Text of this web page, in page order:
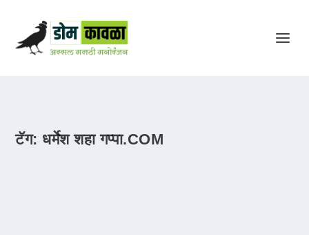
टॅग: धर्मेश शहा गप्पा.COM